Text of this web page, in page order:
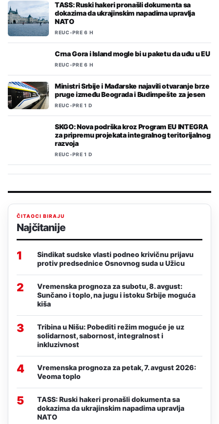
TASS: Ruski hakeri pronašli dokumenta sa
dokazima da ukrajinskim napadima upravlja
NATO
REUC•PRE 6 H
Crna Gora i Island mogle bi u paketu da uđu u EU
REUC•PRE 6 H
Ministri Srbije i Mađarske najavili otvaranje brze
pruge između Beograda i Budimpešte za jesen
REUC•PRE 1 D
SKGO: Nova podrška kroz Program EU INTEGRA
za pripremu projekata integralnog teritorijalnog
razvoja
REUC•PRE 1 D
ČITAOCI BIRAJU
Najčitanije
1
Sindikat sudske vlasti podneo krivičnu prijavu
protiv predsednice Osnovnog suda u Užicu
2
Vremenska prognoza za subotu, 8. avgust:
Sunčano i toplo, na jugu i istoku Srbije moguća
kiša
3
Tribina u Nišu: Pobediti režim moguće je uz
solidarnost, sabornost, integralnost i
inkluzivnost
4
Vremenska prognoza za petak, 7. avgust 2026:
Veoma toplo
5
TASS: Ruski hakeri pronašli dokumenta sa
dokazima da ukrajinskim napadima upravlja
NATO